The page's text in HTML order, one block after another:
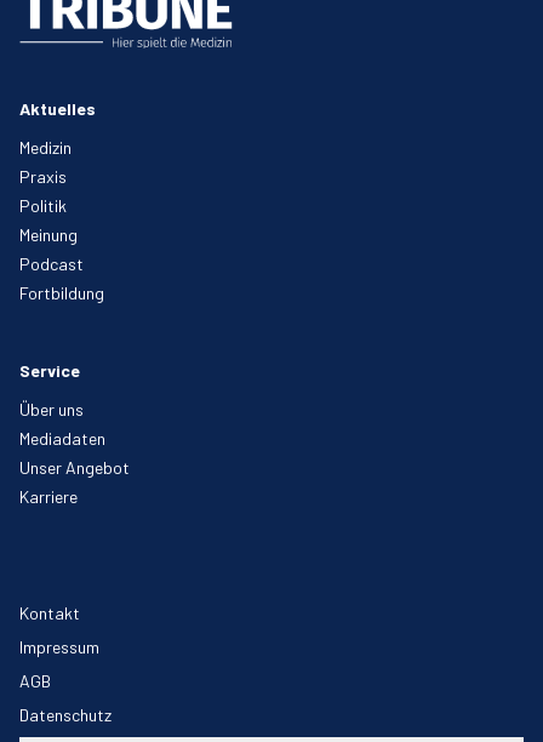
Aktuelles
Medizin
Praxis
Politik
Meinung
Podcast
Fortbildung
Service
Über uns
Mediadaten
Unser Angebot
Karriere
Kontakt
Impressum
AGB
Datenschutz